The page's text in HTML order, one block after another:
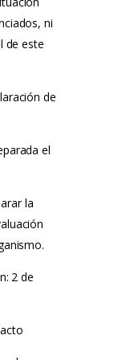
ni
de este
de
el
la
2 de